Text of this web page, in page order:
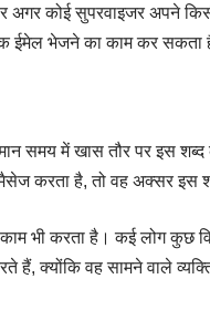
कोई सुपरवाइजर अपने
ईमेल भेजने का काम कर सकता
समय में खास तौर पर इस
करता है, तो वह अक्सर इस
भी करता है। कई लोग कुछ
क्योंकि वह सामने वाले